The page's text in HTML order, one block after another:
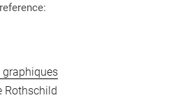
graphiques
Rothschild